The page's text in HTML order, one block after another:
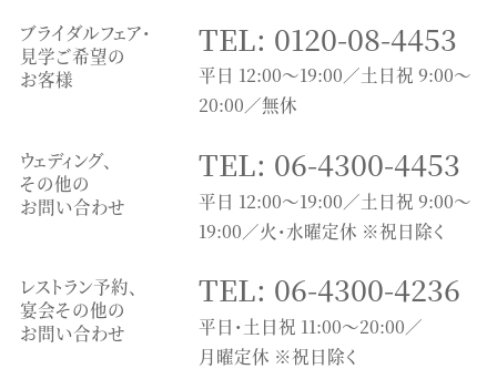
ブライダルフェア・
見学ご希望の
お客様
TEL: 0120-08-4453
平日 12:00～19:00／土日祝 9:00～
20:00／無休
ウェディング、
その他の
お問い合わせ
TEL: 06-4300-4453
平日 12:00～19:00／土日祝 9:00～
19:00／火・水曜定休 ※祝日除く
レストラン予約、
宴会その他の
お問い合わせ
TEL: 06-4300-4236
平日・土日祝 11:00〜20:00／
月曜定休 ※祝日除く